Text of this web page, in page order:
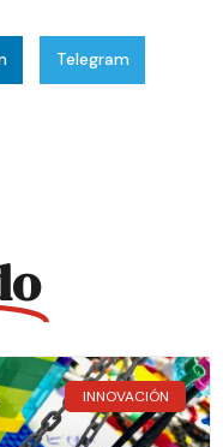
Telegram
INNOVACIÓN